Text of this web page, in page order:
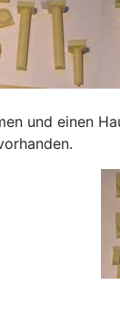
und einen